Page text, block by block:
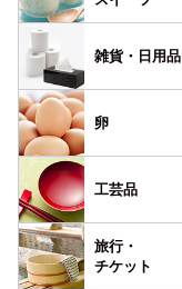
雑貨・ 日用品
卵
工芸品
旅行・
チケット